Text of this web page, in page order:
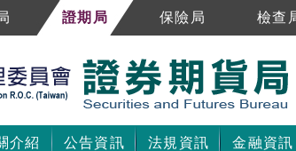
證期局 保險局 檢查
介紹 公告資訊 法規資訊 金融資訊